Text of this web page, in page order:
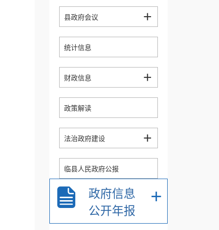
县政府会议 +
统计信息
财政信息 +
政策解读
法治政府建设 +
临县人民政府公报
公共资源配置信息
政府信息
公开年报
+